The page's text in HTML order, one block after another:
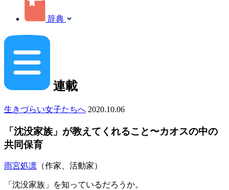
辞典
連載
生きづらい女子たちへ 2020.10.06
「沈没家族」が教えてくれること〜カオスの中の
共同保育
雨宮処凛 （作家、活動家）
「沈没家族」を知っているだろうか。